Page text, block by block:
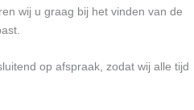
wij u graag bij het vinden van de
op afspraak, zodat wij alle tijd